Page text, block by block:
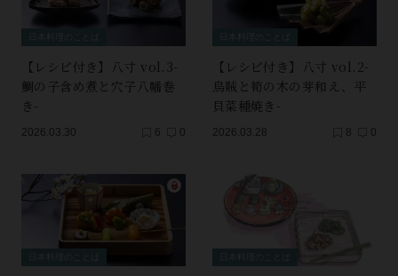
【レシピ付き】八寸 vol.3-
鯛の子含め煮と穴子八幡巻
き-
2026.03.30 6 0
【レシピ付き】八寸 vol.2-
烏賊と筍の木の芽和え、平
貝菜種焼き-
2026.03.28 8 0